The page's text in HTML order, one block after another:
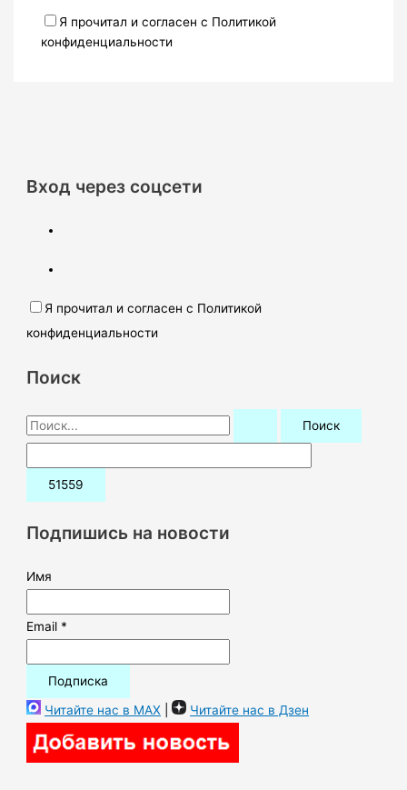
Я прочитал и согласен с Политикой
конфиденциальности
Вход через соцсети
Я прочитал и согласен с Политикой
конфиденциальности
Поиск
П
о
и
:Подпишись на новости
Имя
Email *
Читайте нас в MAX | Читайте нас в Дзен